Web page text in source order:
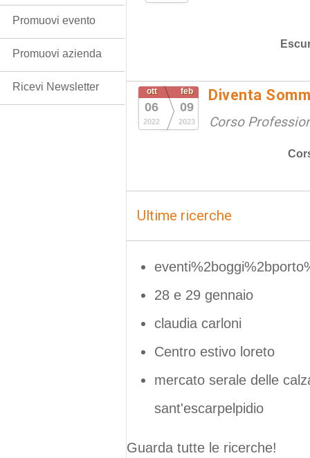
ott
06
2022
feb
09
2023
Diventa
Corso
Ultime ricerche
28 e 29 gennaio
claudia carloni
Centro estivo loreto
mercato serale delle
sant'escarpelpidio
Guarda tutte le ricerche!
Promuovi evento
Promuovi azienda
Ricevi Newsletter